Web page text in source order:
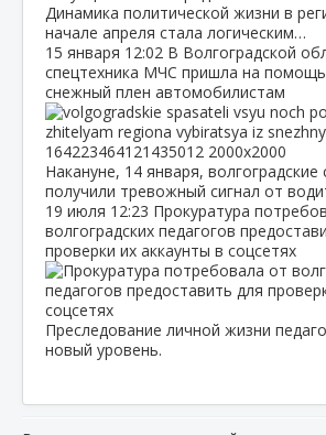
Динамика политической жизни в
начале апреля стала логическим…
15 января 12:02 В Волгоградской
спецтехника МЧС пришла на
снежный плен автомобилистам
Накануне, 14 января, волгоградские
получили тревожный сигнал от
19 июля 12:23 Прокуратура
волгоградских педагогов
проверки их аккаунты в соцсетях
Преследование личной жизни
новый уровень.